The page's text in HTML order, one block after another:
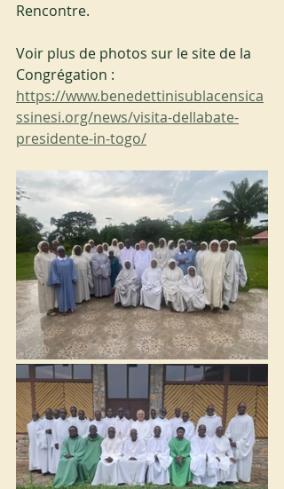
Rencontre.
Voir plus de photos sur le site de la
Congrégation :
https://www.benedettinisublacensica
ssinesi.org/news/visita-dellabate-
presidente-in-togo/